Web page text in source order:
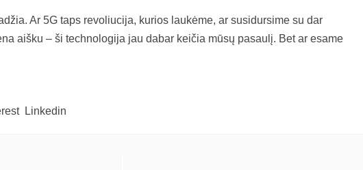
Ar 5G taps revoliucija, kurios laukėme, ar susidursime su dar
aišku – ši technologija jau dabar keičia mūsų pasaulį. Bet ar esame
Linkedin